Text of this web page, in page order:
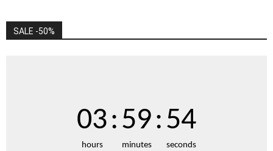
SALE -50%
03
hours
:59
minutes
:52
seconds